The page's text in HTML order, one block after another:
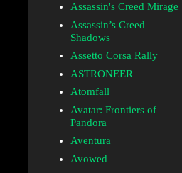
Assassin's Creed Mirage
Assassin’s Creed
Shadows
Assetto Corsa Rally
ASTRONEER
Atomfall
Avatar: Frontiers of
Pandora
Aventura
Avowed